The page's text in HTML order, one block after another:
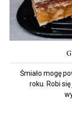
Śmiało mogę
roku. Robi